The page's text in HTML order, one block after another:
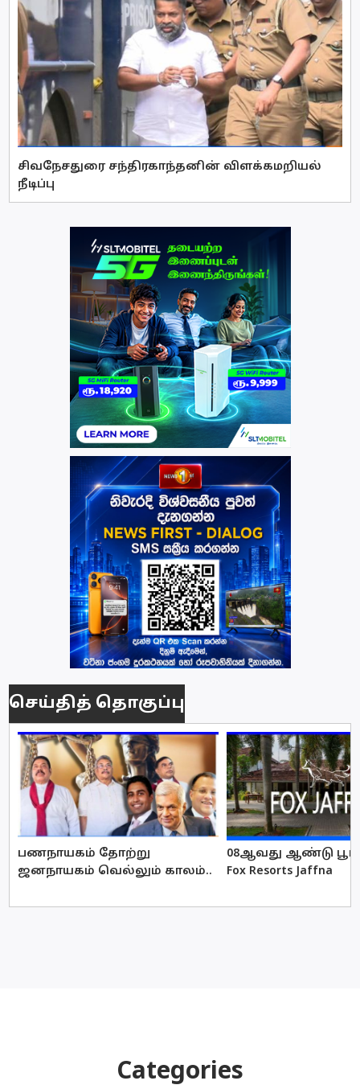
சிவநேசதுரை சந்திரகாந்தனின் விளக்கமறியல்
நீடிப்பு
செய்தித் தொகுப்பு
பணநாயகம் தோற்று
ஜனநாயகம் வெல்லும் காலம்..
08ஆவது ஆண்டு
Fox Resorts Jaffna
Categories